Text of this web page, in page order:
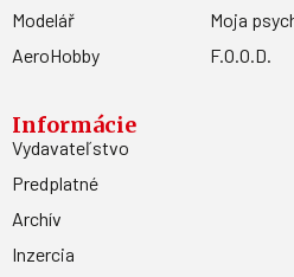
Modelář
AeroHobby
Moja
F.O.O.D.
Informácie
Vydavateľstvo
Predplatné
Archív
Inzercia